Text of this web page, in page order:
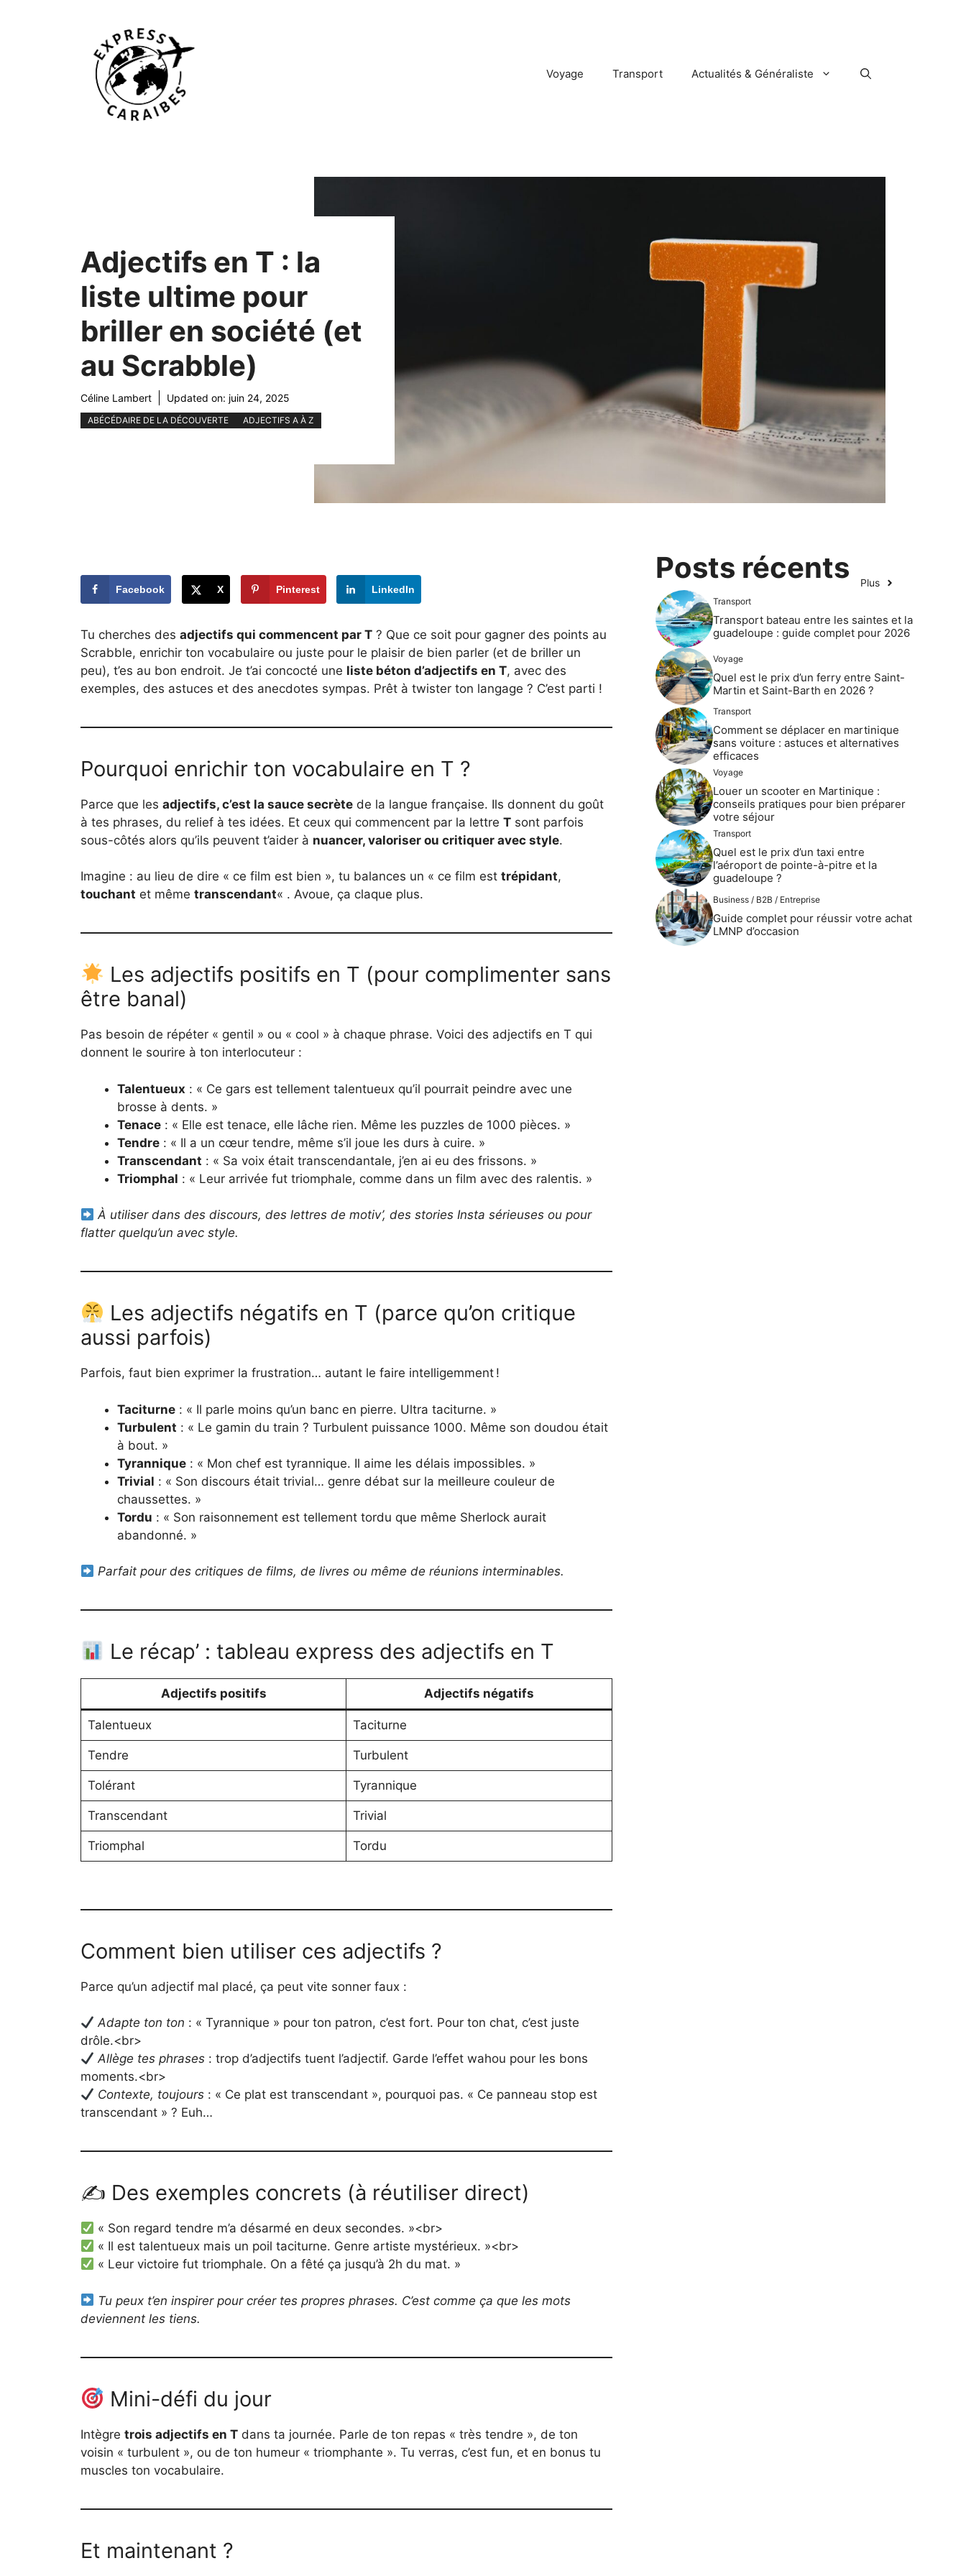
Voyage Transport Actualités & Généraliste
Adjectifs en T : la
liste ultime pour
briller en société (et
au Scrabble)
Céline Lambert Updated on: juin 24, 2025
ABÉCÉDAIRE DE LA DÉCOUVERTE ADJECTIFS A À Z
Facebook X Pinterest LinkedIn
Tu cherches des adjectifs qui commencent par T ? Que ce soit pour gagner des points au
Scrabble, enrichir ton vocabulaire ou juste pour le plaisir de bien parler (et de briller un
peu), t’es au bon endroit. Je t’ai concocté une liste béton d’adjectifs en T, avec des
exemples, des astuces et des anecdotes sympas. Prêt à twister ton langage ? C’est parti !
Pourquoi enrichir ton vocabulaire en T ?
Parce que les adjectifs, c’est la sauce secrète de la langue française. Ils donnent du goût
à tes phrases, du relief à tes idées. Et ceux qui commencent par la lettre T sont parfois
sous-côtés alors qu’ils peuvent t’aider à nuancer, valoriser ou critiquer avec style.
Imagine : au lieu de dire « ce film est bien », tu balances un « ce film est trépidant,
touchant et même transcendant« . Avoue, ça claque plus.
Les adjectifs positifs en T (pour complimenter sans
être banal)
Pas besoin de répéter « gentil » ou « cool » à chaque phrase. Voici des adjectifs en T qui
donnent le sourire à ton interlocuteur :
Talentueux : « Ce gars est tellement talentueux qu’il pourrait peindre avec une
brosse à dents. »
Tenace : « Elle est tenace, elle lâche rien. Même les puzzles de 1000 pièces. »
Tendre : « Il a un cœur tendre, même s’il joue les durs à cuire. »
Transcendant : « Sa voix était transcendantale, j’en ai eu des frissons. »
Triomphal : « Leur arrivée fut triomphale, comme dans un film avec des ralentis. »
À utiliser dans des discours, des lettres de motiv’, des stories Insta sérieuses ou pour
flatter quelqu’un avec style.
Les adjectifs négatifs en T (parce qu’on critique
aussi parfois)
Parfois, faut bien exprimer la frustration… autant le faire intelligemment !
Taciturne : « Il parle moins qu’un banc en pierre. Ultra taciturne. »
Turbulent : « Le gamin du train ? Turbulent puissance 1000. Même son doudou était
à bout. »
Tyrannique : « Mon chef est tyrannique. Il aime les délais impossibles. »
Trivial : « Son discours était trivial… genre débat sur la meilleure couleur de
chaussettes. »
Tordu : « Son raisonnement est tellement tordu que même Sherlock aurait
abandonné. »
Parfait pour des critiques de films, de livres ou même de réunions interminables.
Le récap’ : tableau express des adjectifs en T
Adjectifs positifs Adjectifs négatifs
Talentueux Taciturne
Tendre Turbulent
Tolérant Tyrannique
Transcendant Trivial
Triomphal Tordu
Comment bien utiliser ces adjectifs ?
Parce qu’un adjectif mal placé, ça peut vite sonner faux :
Adapte ton ton : « Tyrannique » pour ton patron, c’est fort. Pour ton chat, c’est juste
drôle.<br>
Allège tes phrases : trop d’adjectifs tuent l’adjectif. Garde l’effet wahou pour les bons
moments.<br>
Contexte, toujours : « Ce plat est transcendant », pourquoi pas. « Ce panneau stop est
transcendant » ? Euh…
✍️ Des exemples concrets (à réutiliser direct)
« Son regard tendre m’a désarmé en deux secondes. »<br>
« Il est talentueux mais un poil taciturne. Genre artiste mystérieux. »<br>
« Leur victoire fut triomphale. On a fêté ça jusqu’à 2h du mat. »
Tu peux t’en inspirer pour créer tes propres phrases. C’est comme ça que les mots
deviennent les tiens.
Mini-défi du jour
Intègre trois adjectifs en T dans ta journée. Parle de ton repas « très tendre », de ton
voisin « turbulent », ou de ton humeur « triomphante ». Tu verras, c’est fun, et en bonus tu
muscles ton vocabulaire.
Et maintenant ?
Posts récents Plus
Transport
Transport bateau entre les saintes et la
guadeloupe : guide complet pour 2026
Voyage
Quel est le prix d’un ferry entre Saint-
Martin et Saint-Barth en 2026 ?
Transport
Comment se déplacer en martinique
sans voiture : astuces et alternatives
efficaces
Voyage
Louer un scooter en Martinique :
conseils pratiques pour bien préparer
votre séjour
Transport
Quel est le prix d’un taxi entre
l’aéroport de pointe-à-pitre et la
guadeloupe ?
Business / B2B / Entreprise
Guide complet pour réussir votre achat
LMNP d’occasion